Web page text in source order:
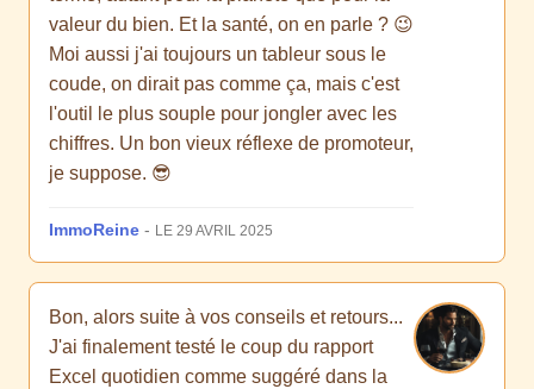
valeur du bien. Et la santé, on en parle ? 😉
Moi aussi j'ai toujours un tableur sous le
coude, on dirait pas comme ça, mais c'est
l'outil le plus souple pour jongler avec les
chiffres. Un bon vieux réflexe de promoteur,
je suppose. 😎
ImmoReine - LE 29 AVRIL 2025
Bon, alors suite à vos conseils et retours...
J'ai finalement testé le coup du rapport
Excel quotidien comme suggéré dans la